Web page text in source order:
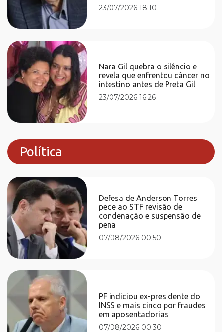
23/07/2026 18:10
Nara Gil quebra o silêncio e
revela que enfrentou câncer no
intestino antes de Preta Gil
23/07/2026 16:26
Política
Defesa de Anderson Torres
pede ao STF revisão de
condenação e suspensão de
pena
07/08/2026 00:50
PF indiciou ex-presidente do
INSS e mais cinco por fraudes
em aposentadorias
07/08/2026 00:30